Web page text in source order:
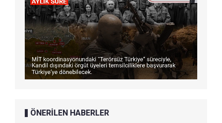
ÖNERİLEN HABERLER